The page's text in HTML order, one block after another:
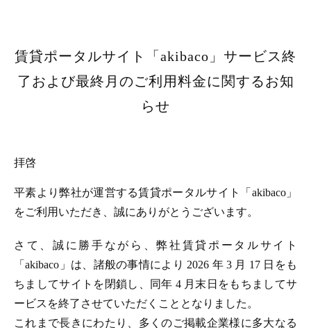
賃貸ポータルサイト「akibaco」サービス終
了および最終月のご利用料金に関するお知
らせ
拝啓
平素より弊社が運営する賃貸ポータルサイト「akibaco」
をご利用いただき、誠にありがとうございます。
さて、誠に勝手ながら、弊社賃貸ポータルサイト
「akibaco」は、諸般の事情により 2026 年 3 月 17 日をも
ちましてサイトを閉鎖し、同年 4 月末日をもちましてサ
ービスを終了させていただくこととなりました。
これまで長きにわたり、多くのご掲載企業様に多大なる